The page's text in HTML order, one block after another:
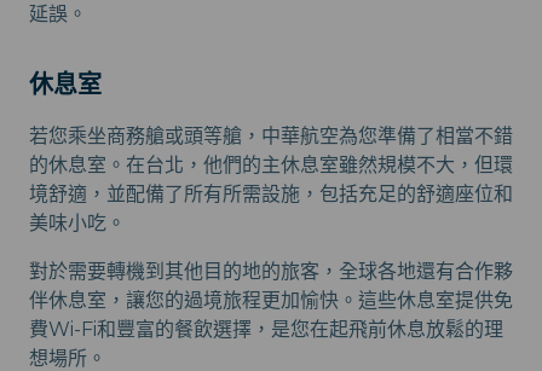
延誤。
休息室
若您乘坐商務艙或頭等艙，中華航空為您準備了相當不錯
的休息室。在台北，他們的主休息室雖然規模不大，但環
境舒適，並配備了所有所需設施，包括充足的舒適座位和
美味小吃。
對於需要轉機到其他目的地的旅客，全球各地還有合作夥
伴休息室，讓您的過境旅程更加愉快。這些休息室提供免
費Wi-Fi和豐富的餐飲選擇，是您在起飛前休息放鬆的理
想場所。